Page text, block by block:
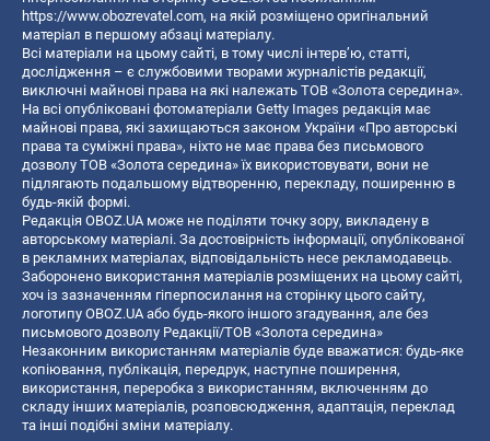
https://www.obozrevatel.com, на якій розміщено оригінальний
матеріал в першому абзаці матеріалу.
Всі матеріали на цьому сайті, в тому числі інтерв’ю, статті,
дослідження – є службовими творами журналістів редакції,
виключні майнові права на які належать ТОВ «Золота середина».
На всі опубліковані фотоматеріали Getty Images редакція має
майнові права, які захищаються законом України «Про авторські
права та суміжні права», ніхто не має права без письмового
дозволу ТОВ «Золота середина» їх використовувати, вони не
підлягають подальшому відтворенню, перекладу, поширенню в
будь-якій формі.
Редакція OBOZ.UA може не поділяти точку зору, викладену в
авторському матеріалі. За достовірність інформації, опублікованої
в рекламних матеріалах, відповідальність несе рекламодавець.
Заборонено використання матеріалів розміщених на цьому сайті,
хоч із зазначенням гіперпосилання на сторінку цього сайту,
логотипу OBOZ.UA або будь-якого іншого згадування, але без
письмового дозволу Редакції/ТОВ «Золота середина»
Незаконним використанням матеріалів буде вважатися: будь-яке
копiювання, публiкацiя, передрук, наступне поширення,
використання, переробка з використанням, включенням до
складу інших матеріалів, розповсюдження, адаптація, переклад
та інші подібні зміни матеріалу.